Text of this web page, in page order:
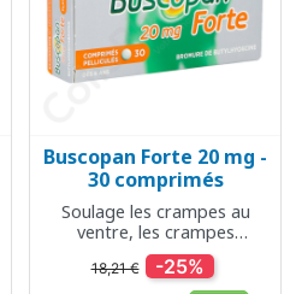
Buscopan Forte 20 mg -
30 comprimés
Soulage les crampes au
ventre, les crampes
abdominales et les maux de
ventre
18,21 € -25%